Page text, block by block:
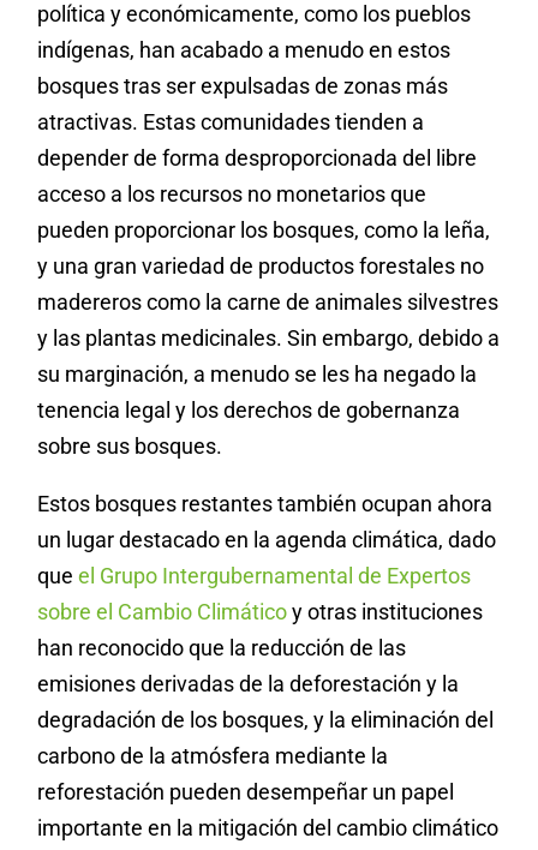
política y económicamente, como los pueblos
indígenas, han acabado a menudo en estos
bosques tras ser expulsadas de zonas más
atractivas. Estas comunidades tienden a
depender de forma desproporcionada del libre
acceso a los recursos no monetarios que
pueden proporcionar los bosques, como la leña,
y una gran variedad de productos forestales no
madereros como la carne de animales silvestres
y las plantas medicinales. Sin embargo, debido a
su marginación, a menudo se les ha negado la
tenencia legal y los derechos de gobernanza
sobre sus bosques.
Estos bosques restantes también ocupan ahora
un lugar destacado en la agenda climática, dado
que el Grupo Intergubernamental de Expertos
sobre el Cambio Climáticoy otras instituciones
han reconocido que la reducción de las
emisiones derivadas de la deforestación y la
degradación de los bosques, y la eliminación del
carbono de la atmósfera mediante la
reforestación pueden desempeñar un papel
importante en la mitigación del cambio climático